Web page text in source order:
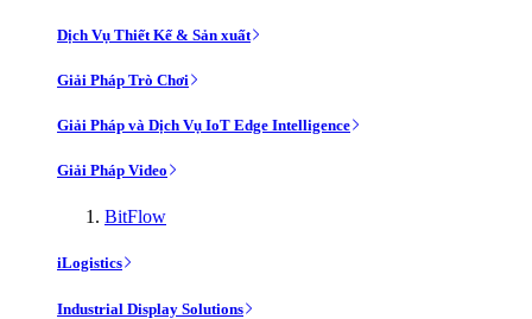
Dịch Vụ Thiết Kế & Sản xuất
Giải Pháp Trò Chơi
Giải Pháp và Dịch Vụ IoT Edge Intelligence
Giải Pháp Video
BitFlow
iLogistics
Industrial Display Solutions